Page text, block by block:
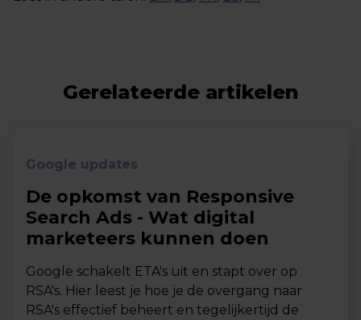
Gerelateerde artikelen
Google updates
De opkomst van Responsive
Search Ads - Wat digital
marketeers kunnen doen
Google schakelt ETA's uit en stapt over op
RSA's. Hier leest je hoe je de overgang naar
RSA's effectief beheert en tegelijkertijd de